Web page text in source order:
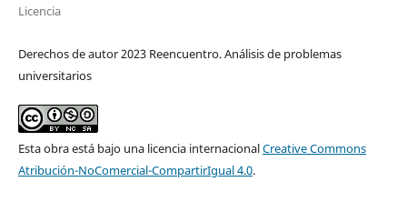
Licencia
Derechos de autor 2023 Reencuentro. Análisis de problemas
universitarios
Esta obra está bajo una licencia internacionalCreative Commons
Atribución-NoComercial-CompartirIgual 4.0.